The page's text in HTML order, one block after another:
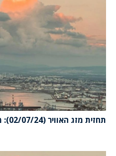
תחזית מזג האוויר (02/07/24): מעונן חלקית עד בהיר